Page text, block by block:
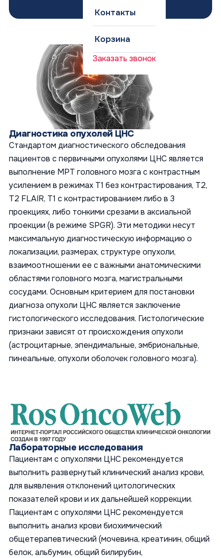
Контакты
Корзина
Заказать звонок
Диагностика опухолей ЦНС
Стандартом диагностического обследования
пациентов с первичными опухолями ЦНС является
выполнение МРТ головного мозга с контрастным
усилением в режимах T1 без контрастирования, T2,
T2 FLAIR, T1 с контрастированием либо в 3
проекциях, либо тонкими срезами в аксиальной
проекции (в режиме SPGR). Эти методики несут
максимальную диагностическую информацию о
локализации, размерах, структуре опухоли,
взаимоотношении ее с важными анатомическими
областями головного мозга, магистральными
сосудами. Основным критерием для постановки
диагноза опухоли ЦНС является заключение
гистологического исследования. Гистологические
признаки зависят от происхождения опухоли
(астроцитарные, эпендимальные, эмбриональные,
пинеальные, опухоли оболочек головного мозга).
Лабораторные исследования
Пациентам с опухолями ЦНС рекомендуется
выполнить развернутый клинический анализ крови,
для выявления отклонений цитологических
показателей крови и их дальнейшей коррекции.
Пациентам с опухолями ЦНС рекомендуется
выполнить анализ крови биохимический
общетерапевтический (мочевина, креатинин, общий
белок, альбумин, общий билирубин,